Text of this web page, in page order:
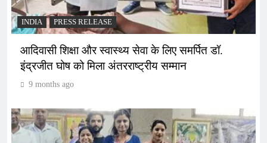
INDIA PRESS RELEASE
आदिवासी शिक्षा और स्वास्थ्य सेवा के लिए समर्पित डॉ.
इंद्रजीत घोष को मिला अंतरराष्ट्रीय सम्मान
9 months ago